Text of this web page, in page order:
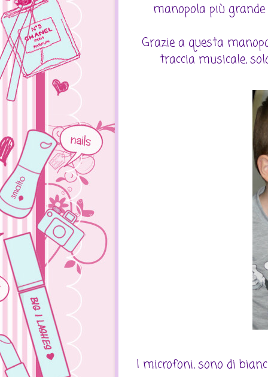
manopola più
Grazie a questa
traccia musicale,
I microfoni, sono di